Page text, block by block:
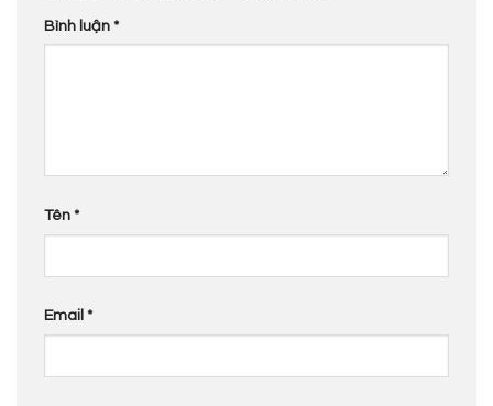
Bình luận *
Tên *
Email *